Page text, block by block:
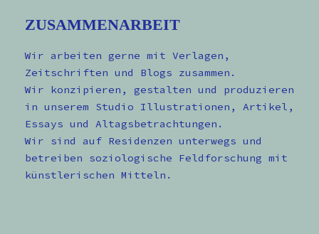
ZUSAMMENARBEIT
Wir arbeiten gerne mit Verlagen,
Zeitschriften und Blogs zusammen.
Wir konzipieren, gestalten und produzieren
in unserem Studio Illustrationen, Artikel,
Essays und Altagsbetrachtungen.
Wir sind auf Residenzen unterwegs und
betreiben soziologische Feldforschung mit
künstlerischen Mitteln.